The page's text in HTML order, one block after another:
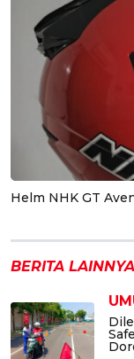
Helm NHK GT
BERITA LAINNYA